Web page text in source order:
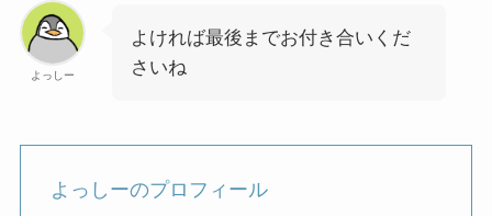
よっしー
よければ最後までお付き合いくだ
さいね
よっしーのプロフィール